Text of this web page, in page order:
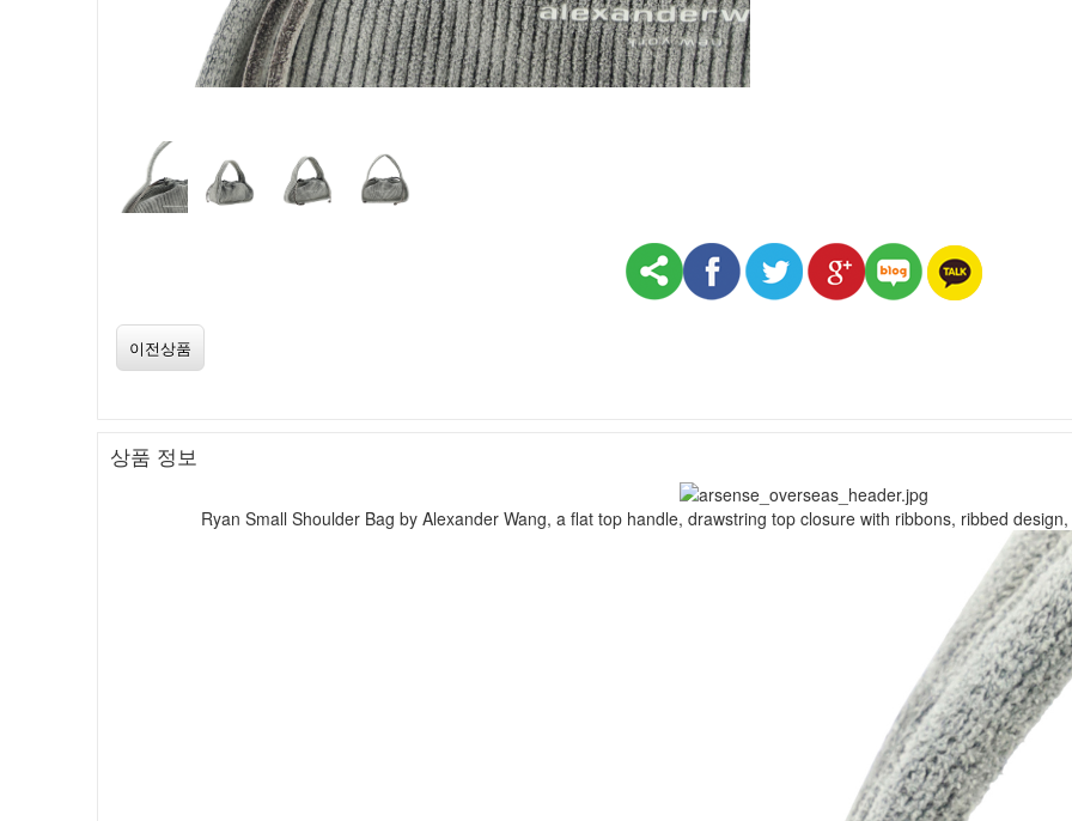
이전상품
상품 정보
Ryan Small Shoulder Bag by Alexander Wang, a flat top handle, drawstring top closure with ribbons, ribbed